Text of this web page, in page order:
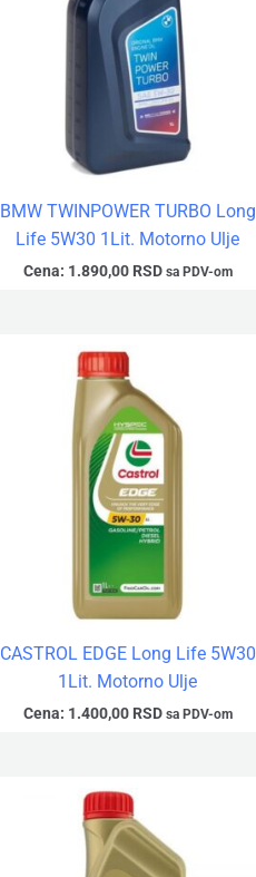
BMW TWINPOWER TURBO Long
Life 5W30 1Lit. Motorno Ulje
Cena: 1.890,00 RSD sa PDV-om
CASTROL EDGE Long Life 5W30
1Lit. Motorno Ulje
Cena: 1.400,00 RSD sa PDV-om